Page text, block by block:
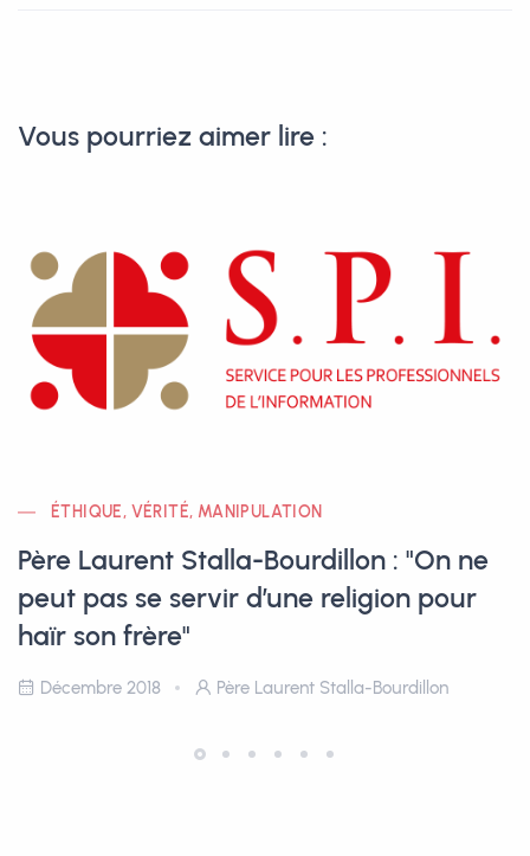
Vous pourriez aimer lire :
ÉTHIQUE, VÉRITÉ, MANIPULATION
Père Laurent Stalla-Bourdillon : "On ne
peut pas se servir d’une religion pour
haïr son frère"
Décembre 2018 Père Laurent Stalla-Bourdillon